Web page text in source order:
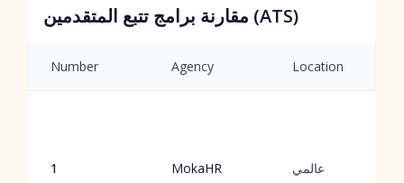
مقارنة برامج تتبع المتقدمين (ATS)
Number Agency Location
1 MokaHR عالمي